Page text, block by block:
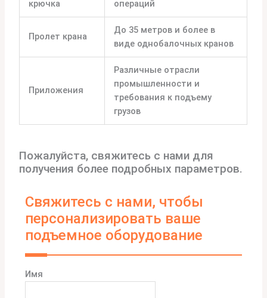
крючка операций
Пролет крана
До 35 метров и более в
виде однобалочных кранов
Приложения
Различные отрасли
промышленности и
требования к подъему
грузов
Пожалуйста, свяжитесь с нами для
получения более подробных параметров.
Свяжитесь с нами, чтобы
персонализировать ваше
подъемное оборудование
Имя